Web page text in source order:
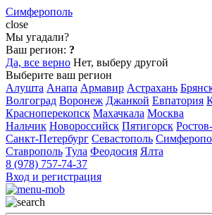
Симферополь
close
Мы угадали?
Ваш регион: ?
Да, все верно Нет, выберу другой
Выберите ваш регион
Алушта Анапа Армавир Астрахань
Волгоград Воронеж Джанкой Евпатория
Красноперекопск Махачкала Москва
Нальчик Новороссийск Пятигорск
Санкт-Петербург Севастополь
Ставрополь Тула Феодосия Ялта
8 (978) 757-74-37
Вход и регистрация